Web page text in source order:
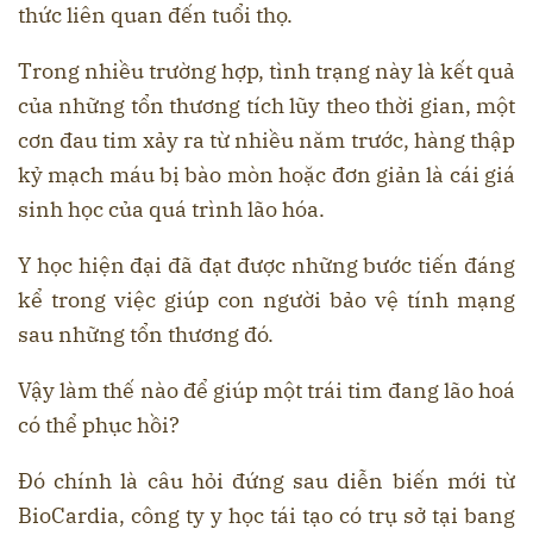
thức liên quan đến tuổi thọ.
Trong nhiều trường hợp, tình trạng này là kết quả
của những tổn thương tích lũy theo thời gian, một
cơn đau tim xảy ra từ nhiều năm trước, hàng thập
kỷ mạch máu bị bào mòn hoặc đơn giản là cái giá
sinh học của quá trình lão hóa.
Y học hiện đại đã đạt được những bước tiến đáng
kể trong việc giúp con người bảo vệ tính mạng
sau những tổn thương đó.
Vậy làm thế nào để giúp một trái tim đang lão hoá
có thể phục hồi?
Đó chính là câu hỏi đứng sau diễn biến mới từ
BioCardia, công ty y học tái tạo có trụ sở tại bang